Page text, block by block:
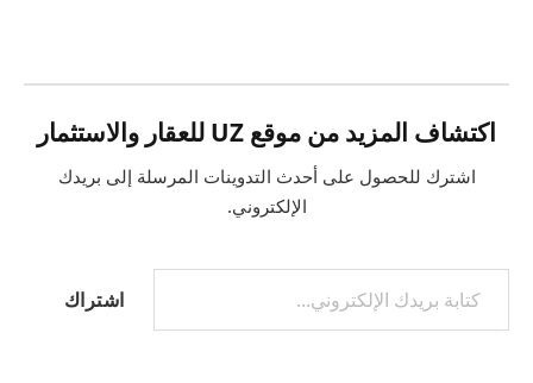
اكتشاف المزيد من موقع UZ للعقار والاستثمار
اشترك للحصول على أحدث التدوينات المرسلة إلى بريدك
الإلكتروني.
كتابة بريدك الإلكتروني...
اشتراك